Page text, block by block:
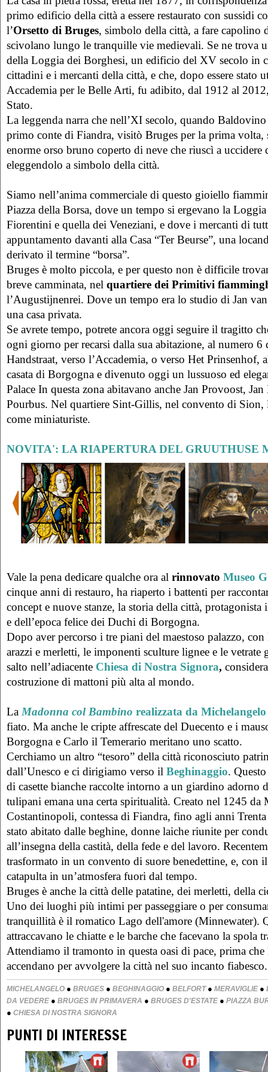
primo edificio della città a essere restaurato con sussidi
l’Orsetto di Bruges, simbolo della città, a fare capolino
scivolano lungo le tranquille vie medievali. Se ne trova
della Loggia dei Borghesi, un edificio del XV secolo in
cittadini e i mercanti della città, e che, dopo essere stato
Accademia per le Belle Arti, fu adibito, dal 1912 al
Stato.
La leggenda narra che nell’XI secolo, quando
primo conte di Fiandra, visitò Bruges per la prima volta,
enorme orso bruno coperto di neve che riuscì a uccidere
eleggendolo a simbolo della città.
Siamo nell’anima commerciale di questo gioiello
Piazza della Borsa, dove un tempo si ergevano la
Fiorentini e quella dei Veneziani, e dove i mercanti di
appuntamento davanti alla Casa “Ter Beurse”, una
derivato il termine “borsa”.
Bruges è molto piccola, e per questo non è difficile
breve camminata, nel quartiere dei Primitivi
l’Augustijnenrei. Dove un tempo era lo studio di Jan
una casa privata.
Se avrete tempo, potrete ancora oggi seguire il tragitto
ogni giorno per recarsi dalla sua abitazione, al numero 6
Handstraat, verso l’Accademia, o verso Het Prinsenhof,
casata di Borgogna e divenuto oggi un lussuoso ed
Palace In questa zona abitavano anche Jan Provoost, Jan
Pourbus. Nel quartiere Sint-Gillis, nel convento di Sion,
come miniaturiste.
NOVITA': LA RIAPERTURA DEL GRUUTHUSE
Vale la pena dedicare qualche ora al rinnovato Museo
cinque anni di restauro, ha riaperto i battenti per
concept e nuove stanze, la storia della città, protagonista
e dell’epoca felice dei Duchi di Borgogna.
Dopo aver percorso i tre piani del maestoso palazzo,
arazzi e merletti, le imponenti sculture lignee e le vetrate
salto nell’adiacente Chiesa di Nostra Signora,
costruzione di mattoni più alta al mondo.
LaMadonna col Bambino realizzata da Michelangelo
fiato. Ma anche le cripte affrescate del Duecento e i
Borgogna e Carlo il Temerario meritano uno scatto.
Cerchiamo un altro “tesoro” della città riconosciuto
dall’Unesco e ci dirigiamo verso il Beghinaggio.
di casette bianche raccolte intorno a un giardino adorno
tulipani emana una certa spiritualità. Creato nel 1245 da
Costantinopoli, contessa di Fiandra, fino agli anni
stato abitato dalle beghine, donne laiche riunite per
all’insegna della castità, della fede e del lavoro.
trasformato in un convento di suore benedettine, e, con
catapulta in un’atmosfera fuori dal tempo.
Bruges è anche la città delle patatine, dei merletti, della
Uno dei luoghi più intimi per passeggiare o per
tranquillità è il romatico Lago dell'amore (Minnewater).
attraccavano le chiatte e le barche che facevano la spola
Attendiamo il tramonto in questa oasi di pace, prima che
accendano per avvolgere la città nel suo incanto fiabesco.
MICHELANGELO ● BRUGES ● BEGHINAGGIO ● BELFORT● MERAVIGLIE ●
DA VEDERE ● BRUGES IN PRIMAVERA ● BRUGES D'ESTATE ● PIAZZA
● CHIESA DI NOSTRA SIGNORA
PUNTI DI INTERESSE